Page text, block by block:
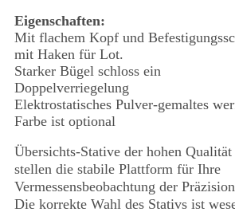
Eigenschaften:
Mit flachem Kopf und
mit Haken für Lot.
Starker Bügel schloss ein
Doppelverriegelung
Elektrostatisches Pulver-gemaltes
Farbe ist optional
Übersichts-Stative der hohen
stellen die stabile Plattform für Ihre
Vermessensbeobachtung der
Die korrekte Wahl des Stativs ist